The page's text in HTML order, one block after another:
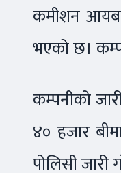
कमीशन
भएको छ।
कम्पनीको
४० हजार
पोलिसी जारी